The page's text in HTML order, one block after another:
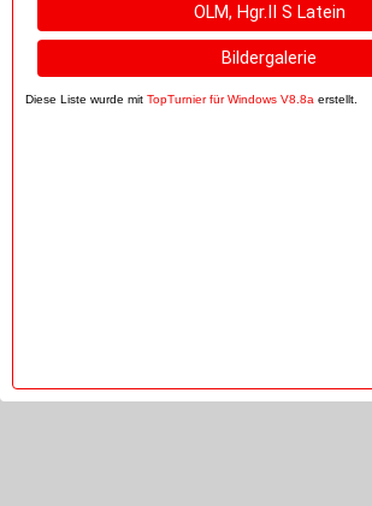
OLM, Hgr.II S Latein
Bildergalerie
Diese Liste wurde mit TopTurnier für Windows V8.8a erstellt.